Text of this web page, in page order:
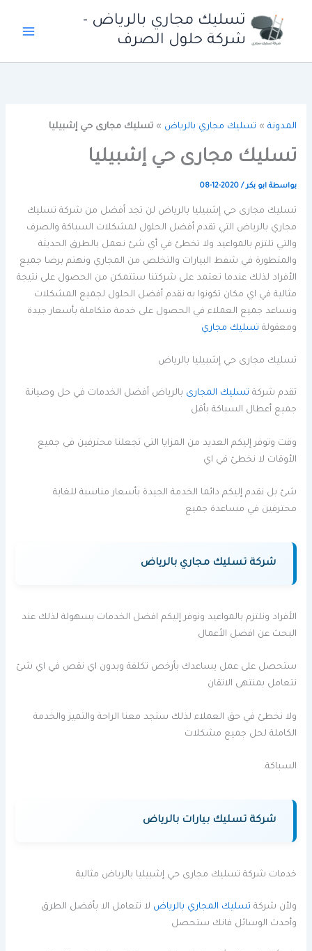
المحتوى
تسليك مجاري بالرياض -
شركة حلول الصرف
المدونة » تسليك مجاري بالرياض »تسليك مجارى حي إشبيليا
تسليك مجارى حي إشبيليا
بواسطة ابو بكر/
2020-12-08
تسليك مجارى حي إشبيليا بالرياض لن تجد أفضل من شركة تسليك
مجاري بالرياض التي تقدم أفضل الحلول لمشكلات السباكة والصرف
والتي تلتزم بالمواعيد ولا تخطئ في أي شئ نعمل بالطرق الحديثة
والمتطورة في شفط البيارات والتخلص من المجاري ونهتم برضا جميع
الأفراد لذلك عندما تعتمد على شركتنا ستتمكن من الحصول على نتيجة
مثالية في اي مكان تكونوا به نقدم أفضل الحلول لجميع المشكلات
ونساعد جميع العملاء في الحصول على خدمة متكاملة بأسعار جيدة
ومعقولة تسليك مجاري
تسليك مجارى حي إشبيليا بالرياض
تقدم شركة تسليك المجارى بالرياض أفضل الخدمات في حل وصيانة
جميع أعطال السباكة بأقل
وقت وتوفر إليكم العديد من المزايا التي تجعلنا محترفين في جميع
الأوقات لا نخطئ في اي
شئ بل نقدم إليكم دائما الخدمة الجيدة بأسعار مناسبة للغاية
محترفين في مساعدة جميع
شركة تسليك مجاري بالرياض
الأفراد ونلتزم بالمواعيد ونوفر إليكم افضل الخدمات بسهولة لذلك عند
البحث عن افضل الأعمال
ستحصل على عمل يساعدك بأرخص تكلفة وبدون اي نقص في اي شئ
نتعامل بمنتهى الاتقان
ولا نخطئ في حق العملاء لذلك ستجد معنا الراحة والتميز والخدمة
الكاملة لحل جميع مشكلات
السباكة.
شركة تسليك بيارات بالرياض
خدمات شركة تسليك مجارى حي إشبيليا بالرياض مثالية
ولأن شركة تسليك المجاري بالرياض لا تتعامل الا بأفضل الطرق
وأحدث الوسائل فانك ستحصل